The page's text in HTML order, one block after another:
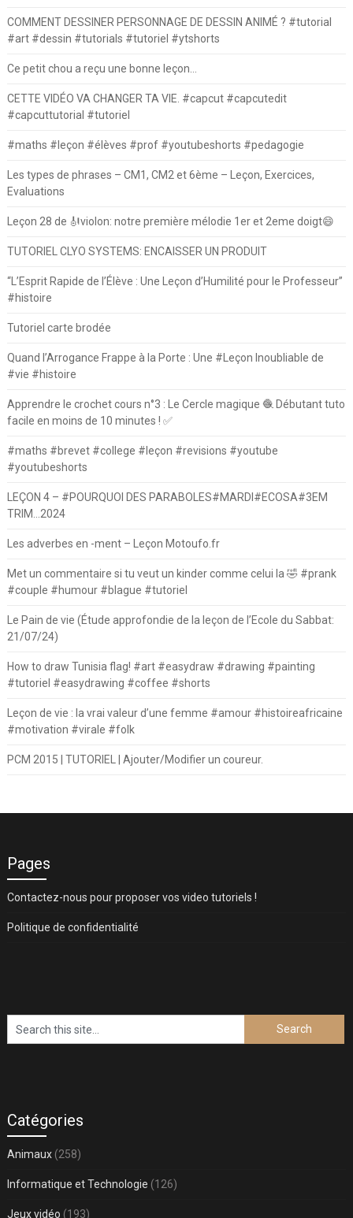
COMMENT DESSINER PERSONNAGE DE DESSIN ANIMÉ ? #tutorial
#art #dessin #tutorials #tutoriel #ytshorts
Ce petit chou a reçu une bonne leçon…
CETTE VIDÉO VA CHANGER TA VIE. #capcut #capcutedit
#capcuttutorial #tutoriel
#maths #leçon #élèves #prof #youtubeshorts #pedagogie
Les types de phrases – CM1, CM2 et 6ème – Leçon, Exercices,
Evaluations
Leçon 28 de 🎻violon: notre première mélodie 1er et 2eme doigt😄
TUTORIEL CLYO SYSTEMS: ENCAISSER UN PRODUIT
“L’Esprit Rapide de l’Élève : Une Leçon d’Humilité pour le Professeur”
#histoire
Tutoriel carte brodée
Quand l’Arrogance Frappe à la Porte : Une #Leçon Inoubliable de
#vie #histoire
Apprendre le crochet cours n°3 : Le Cercle magique 🧶 Débutant tuto
facile en moins de 10 minutes ! ✅
#maths #brevet #college #leçon #revisions #youtube
#youtubeshorts
LEÇON 4 – #POURQUOI DES PARABOLES#MARDI#ECOSA#3EM
TRIM…2024
Les adverbes en -ment – Leçon Motoufo.fr
Met un commentaire si tu veut un kinder comme celui la 🤣 #prank
#couple #humour #blague #tutoriel
Le Pain de vie (Étude approfondie de la leçon de l’Ecole du Sabbat:
21/07/24)
How to draw Tunisia flag! #art #easydraw #drawing #painting
#tutoriel #easydrawing #coffee #shorts
Leçon de vie : la vrai valeur d’une femme #amour #histoireafricaine
#motivation #virale #folk
PCM 2015 | TUTORIEL | Ajouter/Modifier un coureur.
Pages
Contactez-nous pour proposer vos video tutoriels !
Politique de confidentialité
Catégories
Animaux(258)
Informatique et Technologie (126)
Jeux vidéo (193)